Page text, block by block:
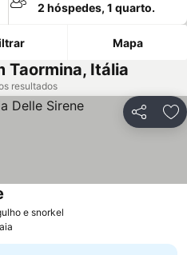
2 hóspedes, 1 quarto.
Mapa
Taormina, Itália
resultados
Partilhar
e snorkel